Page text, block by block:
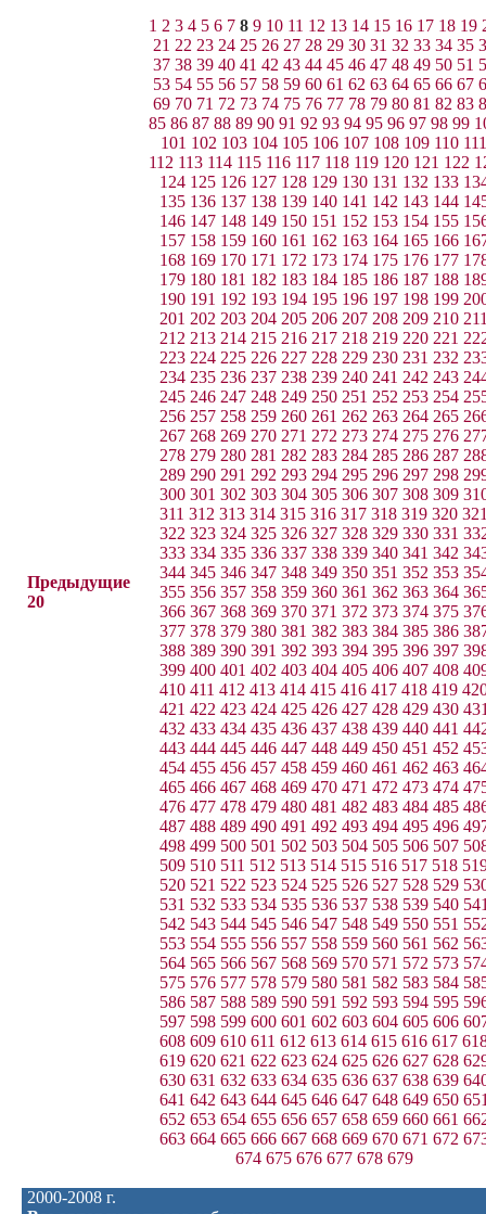
Предыдущие
20
1 2 3 4 5 6 7 8 9 10 11 12 13 14 15 16 17 18 19
21 22 23 24 25 26 27 28 29 30 31 32 33 34 35
37 38 39 40 41 42 43 44 45 46 47 48 49 50 51
53 54 55 56 57 58 59 60 61 62 63 64 65 66 67
69 70 71 72 73 74 75 76 77 78 79 80 81 82 83
85 86 87 88 89 90 91 92 93 94 95 96 97 98 99
101 102 103 104 105 106 107 108 109 110 111
112 113 114 115 116 117 118 119 120 121 122
124 125 126 127 128 129 130 131 132 133
135 136 137 138 139 140 141 142 143 144
146 147 148 149 150 151 152 153 154 155
157 158 159 160 161 162 163 164 165 166
168 169 170 171 172 173 174 175 176 177
179 180 181 182 183 184 185 186 187 188
190 191 192 193 194 195 196 197 198 199
201 202 203 204 205 206 207 208 209 210
212 213 214 215 216 217 218 219 220 221
223 224 225 226 227 228 229 230 231 232
234 235 236 237 238 239 240 241 242 243
245 246 247 248 249 250 251 252 253 254
256 257 258 259 260 261 262 263 264 265
267 268 269 270 271 272 273 274 275 276
278 279 280 281 282 283 284 285 286 287
289 290 291 292 293 294 295 296 297 298
300 301 302 303 304 305 306 307 308 309
311 312 313 314 315 316 317 318 319 320
322 323 324 325 326 327 328 329 330 331
333 334 335 336 337 338 339 340 341 342
344 345 346 347 348 349 350 351 352 353
355 356 357 358 359 360 361 362 363 364
366 367 368 369 370 371 372 373 374 375
377 378 379 380 381 382 383 384 385 386
388 389 390 391 392 393 394 395 396 397
399 400 401 402 403 404 405 406 407 408
410 411 412 413 414 415 416 417 418 419
421 422 423 424 425 426 427 428 429 430
432 433 434 435 436 437 438 439 440 441
443 444 445 446 447 448 449 450 451 452
454 455 456 457 458 459 460 461 462 463
465 466 467 468 469 470 471 472 473 474
476 477 478 479 480 481 482 483 484 485
487 488 489 490 491 492 493 494 495 496
498 499 500 501 502 503 504 505 506 507
509 510 511 512 513 514 515 516 517 518
520 521 522 523 524 525 526 527 528 529
531 532 533 534 535 536 537 538 539 540
542 543 544 545 546 547 548 549 550 551
553 554 555 556 557 558 559 560 561 562
564 565 566 567 568 569 570 571 572 573
575 576 577 578 579 580 581 582 583 584
586 587 588 589 590 591 592 593 594 595
597 598 599 600 601 602 603 604 605 606
608 609 610 611 612 613 614 615 616 617
619 620 621 622 623 624 625 626 627 628
630 631 632 633 634 635 636 637 638 639
641 642 643 644 645 646 647 648 649 650
652 653 654 655 656 657 658 659 660 661
663 664 665 666 667 668 669 670 671 672
674 675 676 677 678 679
2000-2008 г.